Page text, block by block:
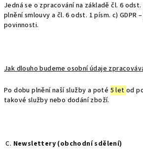
Jedná se o zpracování na základě čl. 6 odst.
plnění smlouvy a čl. 6 odst. 1 písm. c) GDPR
povinnosti.
Jak dlouho budeme osobní údaje
Po dobu plnění naší služby a poté 5 letod
takové služby nebo dodání zboží.
C. Newslettery (obchodní sdělení)